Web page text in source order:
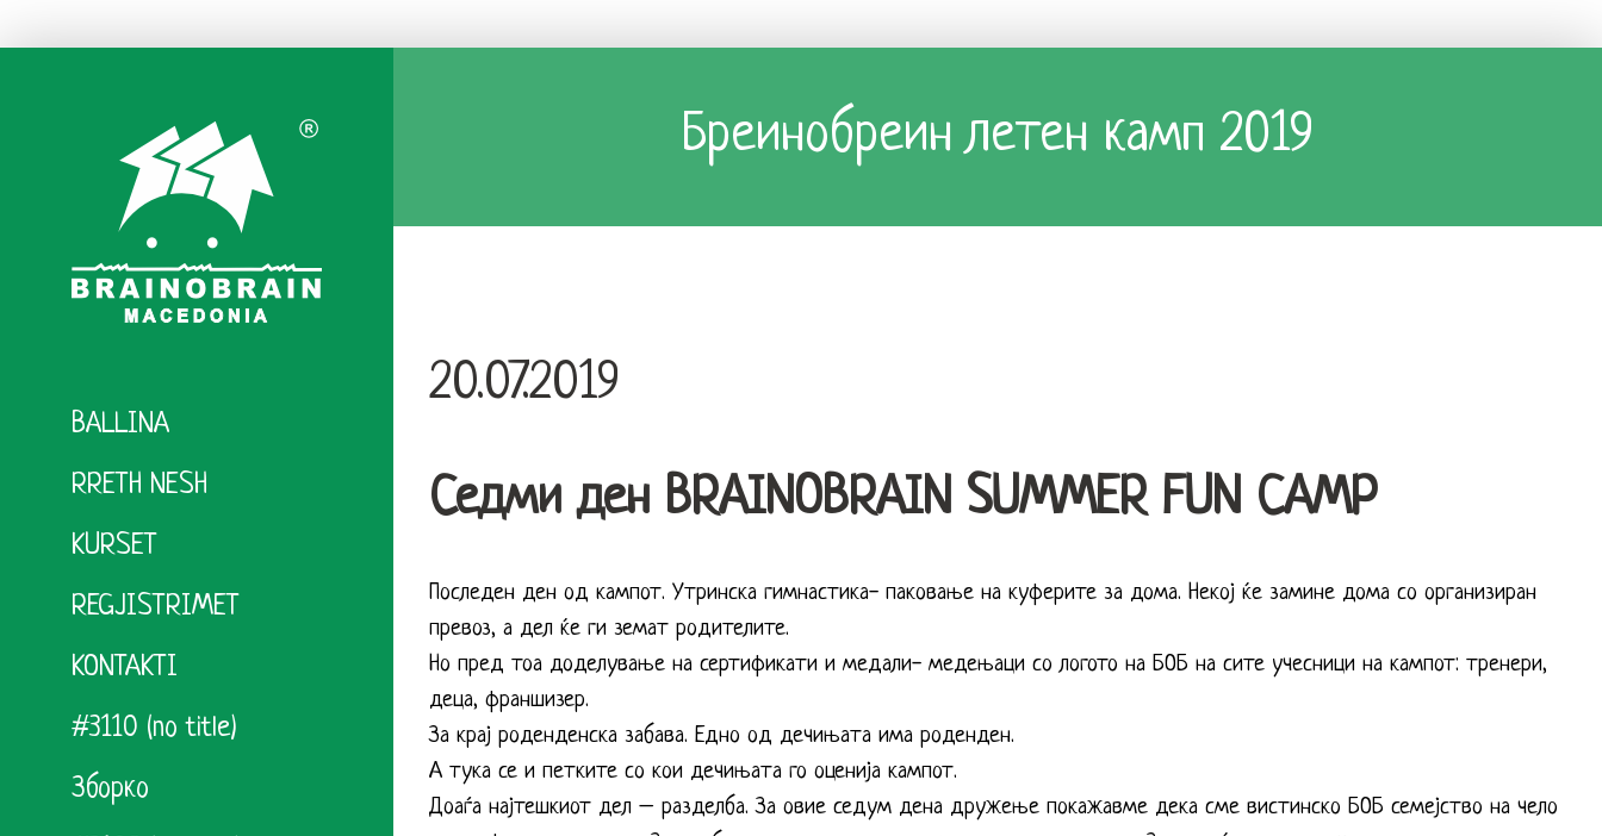
BALLINA
RRETH NESH
KURSET
REGJISTRIMET
KONTAKTI
#3110 (no title)
Зборко
Бреинобреин летен камп 2019
20.07.2019
Седми ден BRAINOBRAIN SUMMER FUN CAMP
Последен ден од кампот. Утринска гимнастика- паковање на куферите за дома. Некој ќе замине дома со организиран
превоз, а дел ќе ги земат родителите.
Но пред тоа доделување на сертификати и медали- медењаци со логото на БОБ на сите учесници на кампот: тренери,
деца, франшизер.
За крај роденденска забава. Едно од дечињата има роденден.
А тука се и петките со кои дечињата го оценија кампот.
Доаѓа најтешкиот дел – разделба. За овие седум дена дружење покажавме дека сме вистинско БОБ семејство на чело